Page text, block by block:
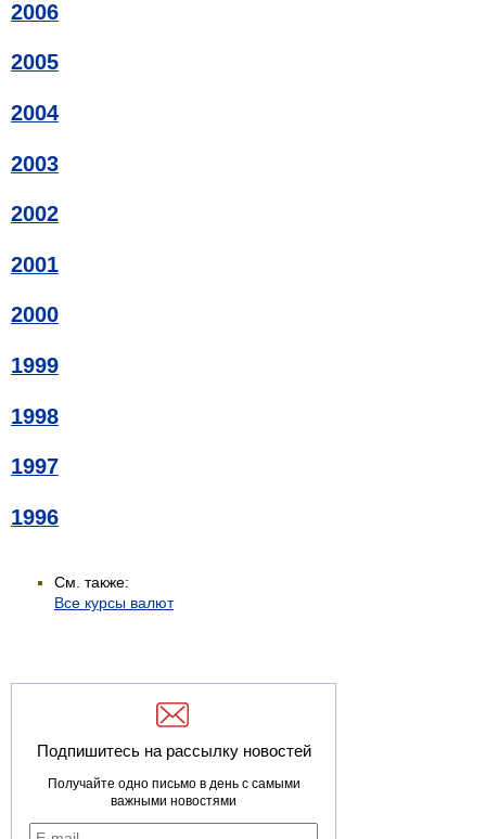
2006
2005
2004
2003
2002
2001
2000
1999
1998
1997
1996
См. также:
Все курсы валют
Подпишитесь на рассылку новостей
Получайте одно письмо в день с самыми
важными новостями